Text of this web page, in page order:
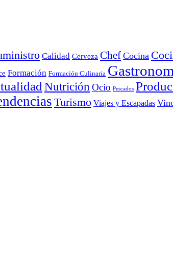
Calidad Cerveza Chef Cocina
Formación Formación Culinaria
Nutrición Ocio Pescados
Turismo Viajes y Escapadas